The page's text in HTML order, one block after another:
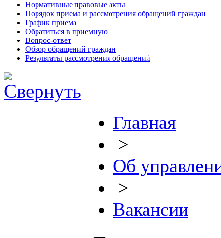
Нормативные правовые акты
Порядок приема и рассмотрения обращений граждан
График приема
Обратиться в приемную
Вопрос-ответ
Обзор обращений граждан
Результаты рассмотрения обращений
Главная
>
Об
>
Вакансии